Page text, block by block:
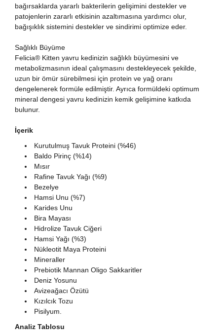
bağırsaklarda yararlı bakterilerin gelişimini destekler ve
patojenlerin zararlı etkisinin azaltımasına yardımcı olur,
bağışıklık sistemini destekler ve sindirimi optimize eder.
Sağlıklı Büyüme
Felicia® Kitten yavru kedinizin sağlıklı büyümesini ve
metabolizmasının ideal çalışmasını destekleyecek şekilde,
uzun bir ömür sürebilmesi için protein ve yağ oranı
dengelenerek formüle edilmiştir. Ayrıca formüldeki optimum
mineral dengesi yavru kedinizin kemik gelişimine katkıda
bulunur.
İçerik
Kurutulmuş Tavuk Proteini (%46)
Baldo Pirinç (%14)
Mısır
Rafine Tavuk Yağı (%9)
Bezelye
Hamsi Unu (%7)
Karides Unu
Bira Mayası
Hidrolize Tavuk Ciğeri
Hamsi Yağı (%3)
Nükleotit Maya Proteini
Mineraller
Prebiotik Mannan Oligo Sakkaritler
Deniz Yosunu
Avizeağacı Özütü
Kızılcık Tozu
Pisilyum.
Analiz Tablosu